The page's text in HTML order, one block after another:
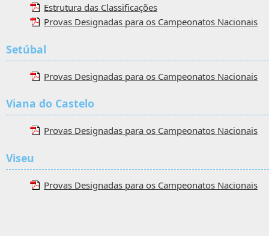
Estrutura das Classificações
Provas Designadas para os Campeonatos Nacionais
Setúbal
Provas Designadas para os Campeonatos Nacionais
Viana do Castelo
Provas Designadas para os Campeonatos Nacionais
Viseu
Provas Designadas para os Campeonatos Nacionais